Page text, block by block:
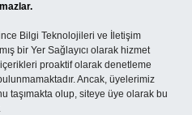
Bilgi Teknolojileri ve İletişim
bir Yer Sağlayıcı olarak hizmet
proaktif olarak denetleme
Ancak, üyelerimiz
taşımakta olup, siteye üye olarak bu